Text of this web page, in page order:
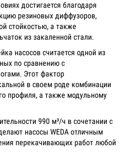
достигается благодаря
резиновых диффузоров,
стойкостью, а также
из закаленной стали.
насосов считается одной из
по сравнению с
Этот фактор
в своем роде комбинации
профиля, а также модульному
990 м³/ч в сочетании с
насосы WEDA отличным
перекачивающих работ любой